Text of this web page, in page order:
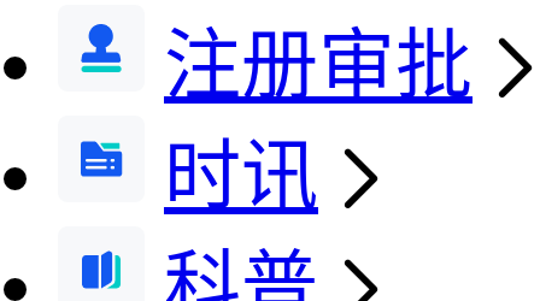
注册审批
时讯